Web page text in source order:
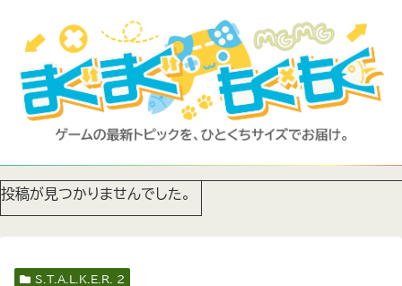
投稿が見つかりませんでした。
S.T.A.L.K.E.R. 2